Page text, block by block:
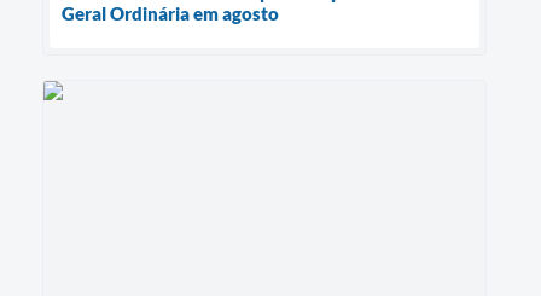
Geral Ordinária em agosto